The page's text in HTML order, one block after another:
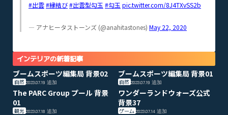
#出雲#縁結び#出雲型勾玉 #勾玉 pic.twitter.com/8J4TXvSS2b
— アナヒータストーンズ (@anahitastones) May 22, 2020
インテリアの新着記事
ブームスポーツ編集局 背景02
自然 2023.07.19 追加
ブームスポーツ編集局 背景01
自然 2023.07.19追加
The PARC Group プール 背景
01
観光 2023.07.18 追加
ワンダーランドウォーズ公式
背景37
ゲーム 2023.07.14追加